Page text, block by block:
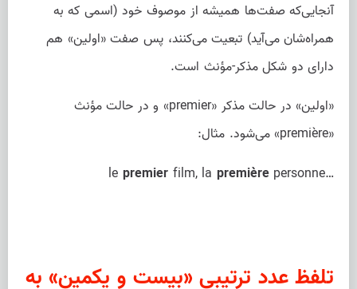
آنجایی‌که صفت‌ها همیشه از موصوف خود (اسمی که به
همراه‌شان می‌آید) تبعیت می‌کنند، پس صفت «اولین» هم
دارای دو شکل مذکر-مؤنث است.
«اولین» در حالت مذکر «premier» و در حالت مؤنث
«première» می‌شود. مثال:
lepremier film, la première personne…
تلفظ عدد ترتیبی «بیست و یکمین» به